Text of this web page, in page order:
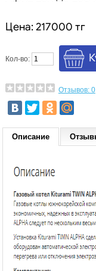
Цена: 217000 тг
Кол-во:
Отзывов: 0
Описание